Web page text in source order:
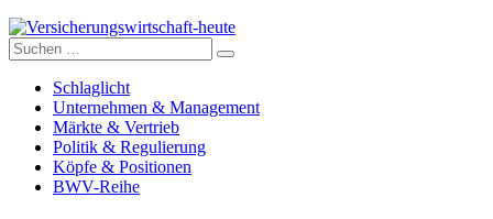
Versicherungswirtschaft-heute
Suche
nach:
Schlaglicht
Unternehmen & Management
Märkte & Vertrieb
Politik & Regulierung
Köpfe & Positionen
BWV-Reihe